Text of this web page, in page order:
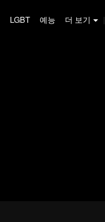
LGBT 예능 더 보기 |